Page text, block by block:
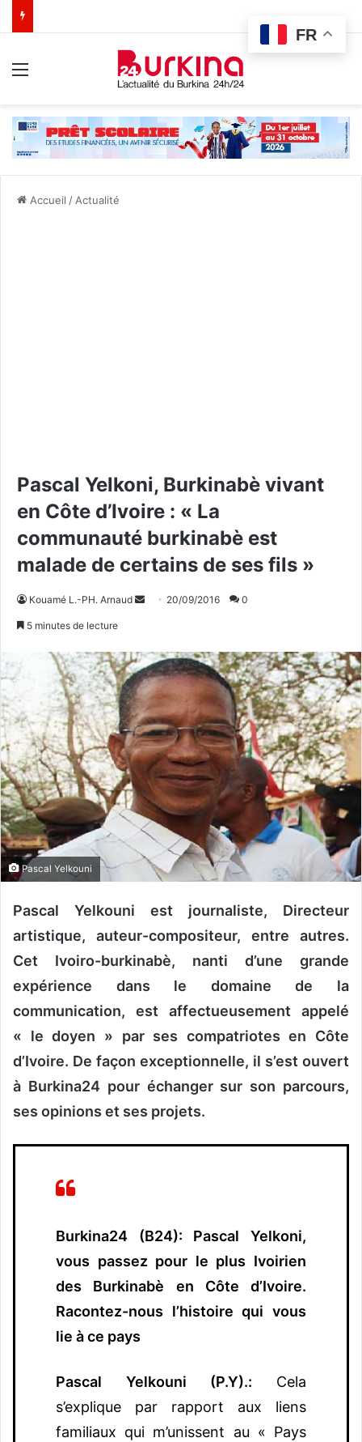
Accueil / Actualité
Pascal Yelkoni, Burkinabè vivant
en Côte d’Ivoire : « La
communauté burkinabè est
malade de certains de ses fils »
Kouamé L.-PH. Arnaud
o
y
e
r
u
n
c
r
20/09/2016 0
5 minutes de lecture
Pascal Yelkouni
Pascal Yelkouni est journaliste, Directeur
artistique, auteur-compositeur, entre autres.
Cet Ivoiro-burkinabè, nanti d’une grande
expérience dans le domaine de la
communication, est affectueusement appelé
« le doyen » par ses compatriotes en Côte
d’Ivoire. De façon exceptionnelle, il s’est ouvert
à Burkina24 pour échanger sur son parcours,
ses opinions et ses projets.
Burkina24 (B24): Pascal Yelkoni,
vous passez pour le plus Ivoirien
des Burkinabè en Côte d’Ivoire.
Racontez-nous l’histoire qui vous
lie à ce pays
Pascal Yelkouni (P.Y).: Cela
s’explique par rapport aux liens
familiaux qui m’unissent au « Pays
FR